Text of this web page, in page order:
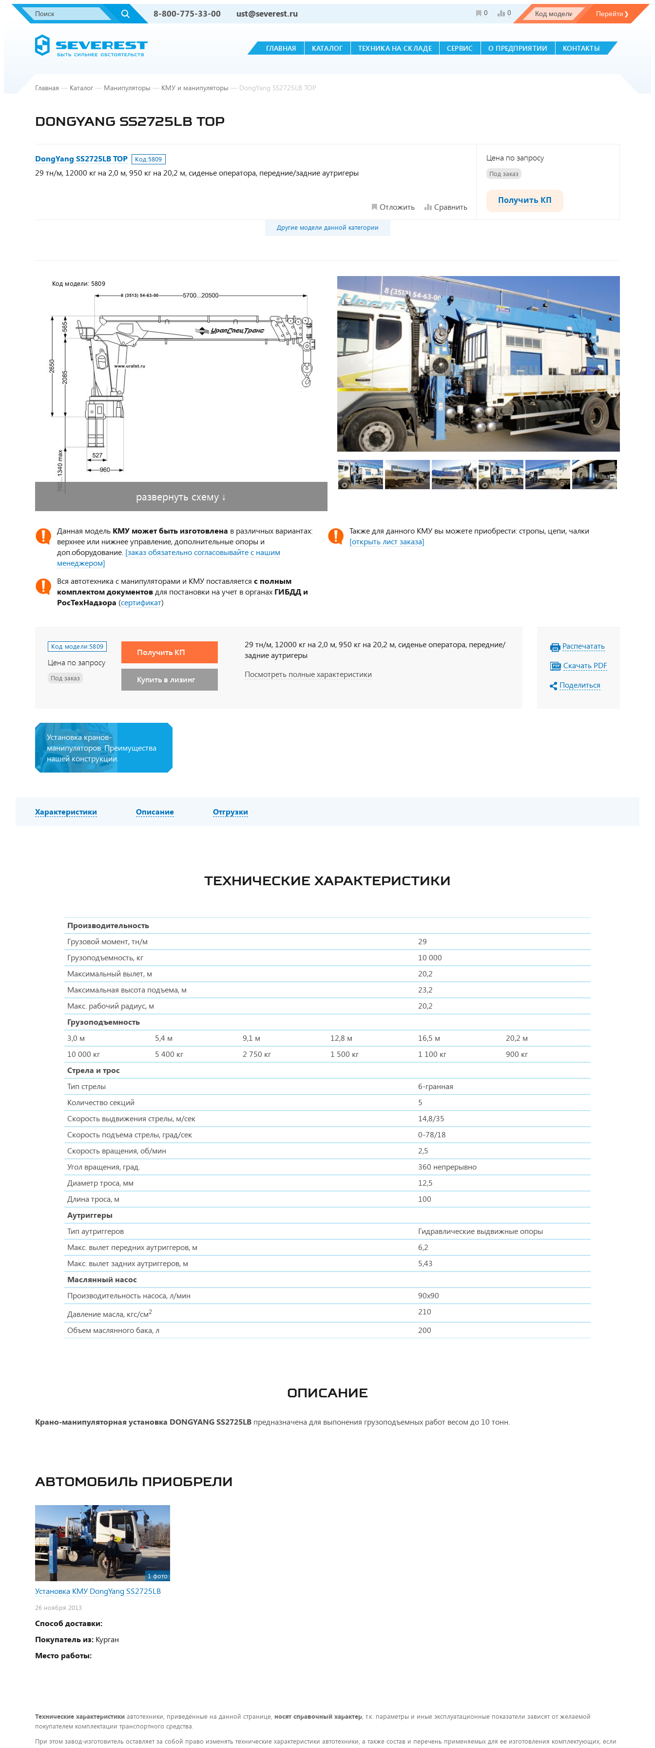
8-800-775-33-00 ust@severest.ru 0 0
ГЛАВНАЯ КАТАЛОГ ТЕХНИКА НА СКЛАДЕ СЕРВИС О ПРЕДПРИЯТИИ КОНТАКТЫ
Главная — Каталог — Манипуляторы — КМУ и манипуляторы — DongYang SS2725LB ТОР
DONGYANG SS2725LB ТОР
DongYang SS2725LB ТОР Код:5809
29 тн/м, 12000 кг на 2,0 м, 950 кг на 20,2 м, сиденье оператора, передние/задние аутригеры
Отложить Сравнить
Цена по запросу
Под заказ
Получить КП
Другие модели данной категории
развернуть схему ↓
Данная модель КМУ может быть изготовлена в различных вариантах:
верхнее или нижнее управление, дополнительные опоры и
доп.оборудование. [заказ обязательно согласовывайте с нашим
менеджером]
Также для данного КМУ вы можете приобрести: стропы, цепи, чалки
[открыть лист заказа]
Вся автотехника с манипуляторами и КМУ поставляется с полным
комплектом документов для постановки на учет в органах ГИБДД и
РосТехНадзора (сертификат)
Код модели:5809
Цена по запросу
Под заказ
Получить КП
Купить в лизинг
29 тн/м, 12000 кг на 2,0 м, 950 кг на 20,2 м, сиденье оператора, передние/
задние аутригеры
Посмотреть полные характеристики
Распечатать
Скачать PDF
Поделиться
Установка кранов-
манипуляторов. Преимущества
нашей конструкции.
Характеристики Описание Отгрузки
ТЕХНИЧЕСКИЕ ХАРАКТЕРИСТИКИ
Производительность
Грузовой момент, тн/м
29
Грузоподъемность, кг
10 000
Максимальный вылет, м
20,2
Максимальная высота подъема, м
23,2
Макс. рабочий радиус, м
20,2
Грузоподъемность
3,0 м
5,4 м 9,1 м 12,8 м 16,5 м
20,2 м
10 000 кг
5 400 кг 2 750 кг 1 500 кг 1 100 кг
900 кг
Стрела и трос
Тип стрелы
6-гранная
Количество секций
5
Скорость выдвижения стрелы, м/сек
14,8/35
Скорость подъема стрелы, град/сек
0-78/18
Скорость вращения, об/мин
2,5
Угол вращения, град.
360 непрерывно
Диаметр троса, мм
12,5
Длина троса, м
100
Аутриггеры
Тип аутриггеров
Гидравлические выдвижные опоры
Макс. вылет передних аутриггеров, м
6,2
Макс. вылет задних аутриггеров, м
5,43
Маслянный насос
Производительность насоса, л/мин
90х90
Давление масла, кгс/см2
210
Объем маслянного бака, л
200
ОПИСАНИЕ
Крано-манипуляторная установка DONGYANG SS2725LB предназначена для выпонения грузоподъемных работ весом до 10 тонн.
Автомобиль приобрели
1 фото
Установка КМУ DongYang SS2725LB
26 ноября 2013
Способ доставки:
Покупатель из: Курган
Место работы:
Технические характеристики автотехники, приведенные на данной странице, носят справочный характер, т.к. параметры и иные эксплуатационные показатели зависят от желаемой
покупателем комплектации транспортного средства.
При этом завод-изготовитель оставляет за собой право изменять технические характеристики автотехники, а также состав и перечень применяемых для ее изготовления комплектующих, если